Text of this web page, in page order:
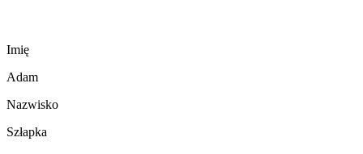
Imię
Adam
Nazwisko
Szłapka